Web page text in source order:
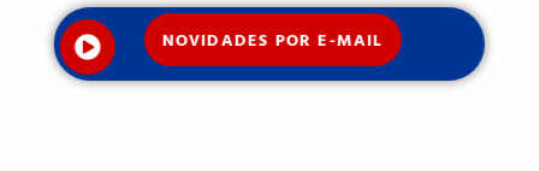
NOVIDADES POR E-MAIL